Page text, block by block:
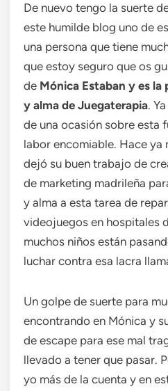
De nuevo tengo la suerte
este humilde blog uno de
una persona que tiene
que estoy seguro que os
de Mónica Estaban y es
y alma de Juegaterapia.
de una ocasión sobre esta
labor encomiable. Hace ya
dejó su buen trabajo de
de marketing madrileña
y alma a esta tarea de
videojuegos en hospitales
muchos niños están
luchar contra esa lacra
Un golpe de suerte para
encontrando en Mónica y
de escape para ese mal
llevado a tener que pasar.
yo más de la cuenta y en